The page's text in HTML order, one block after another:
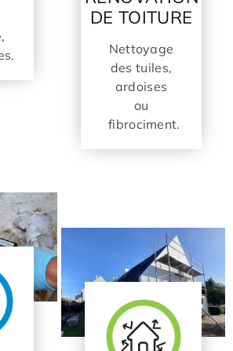
DE TOITURE
Nettoyage
des tuiles,
ardoises
ou
fibrociment.